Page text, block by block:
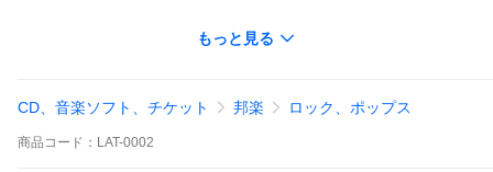
http://pivot.juno.weblife.me/pg76.html
もっと見る
CD、音楽ソフト、チケット 邦楽 ロック、ポップス
商品 コード： LAT-0002